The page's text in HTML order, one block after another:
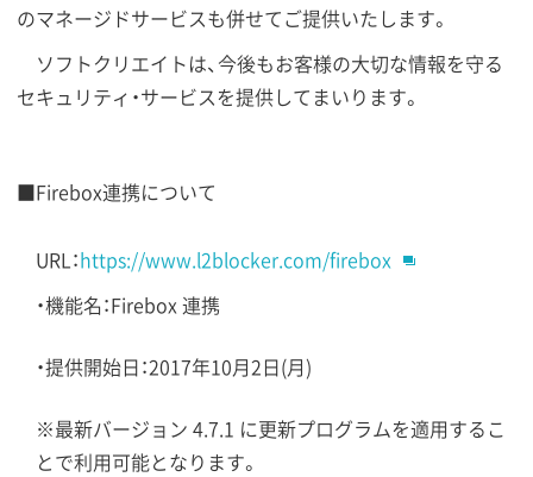
のマネージドサービスも併せてご提供いたします。
ソフトクリエイトは、今後もお客様の大切な情報を守る
セキュリティ・サービスを提供してまいります。
■Firebox連携について
URL：https://www.l2blocker.com/firebox
・機能名：Firebox 連携
・提供開始日：2017年10月2日(月)
※最新バージョン 4.7.1 に更新プログラムを適用するこ
とで利用可能となります。